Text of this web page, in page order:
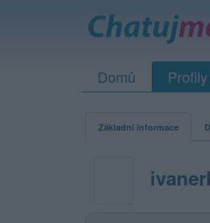
Domů Profily
Základní informace